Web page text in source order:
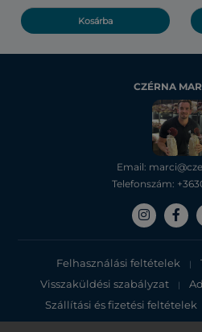
Kosárba
CZÉRNA
Email:
Telefonszám:
Felhasználási feltételek |
Visszaküldési szabályzat |
Szállítási és fizetési feltételek
Adatvédelmi